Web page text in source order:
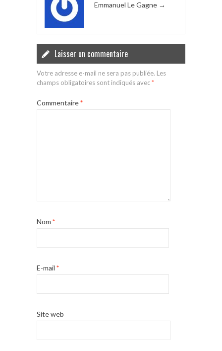
Emmanuel Le Gagne →
Laisser un commentaire
Votre adresse e-mail ne sera pas publiée. Les
champs obligatoires sont indiqués avec*
Commentaire*
Nom *
E-mail *
Site web